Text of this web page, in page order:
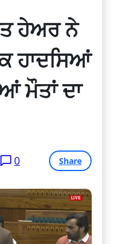
ਹੇਅਰ ਨੇ
ਹਾਦਸਿਆਂ
ਮੌਤਾਂ ਦਾ
0 Share